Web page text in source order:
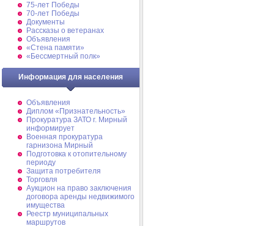
75-лет Победы
70-лет Победы
Документы
Рассказы о ветеранах
Объявления
«Стена памяти»
«Бессмертный полк»
Информация для населения
Объявления
Диплом «Признательность»
Прокуратура ЗАТО г. Мирный
информирует
Военная прокуратура
гарнизона Мирный
Подготовка к отопительному
периоду
Защита потребителя
Торговля
Аукцион на право заключения
договора аренды недвижимого
имущества
Реестр муниципальных
маршрутов